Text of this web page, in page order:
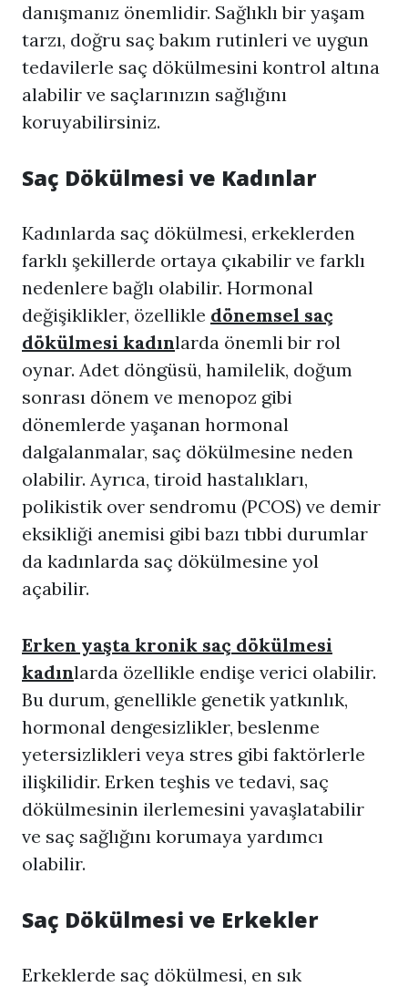
danışmanız önemlidir. Sağlıklı bir yaşam
tarzı, doğru saç bakım rutinleri ve uygun
tedavilerle saç dökülmesini kontrol altına
alabilir ve saçlarınızın sağlığını
koruyabilirsiniz.
Saç Dökülmesi ve Kadınlar
Kadınlarda saç dökülmesi, erkeklerden
farklı şekillerde ortaya çıkabilir ve farklı
nedenlere bağlı olabilir. Hormonal
değişiklikler, özellikle dönemsel saç
dökülmesi kadınlarda önemli bir rol
oynar. Adet döngüsü, hamilelik, doğum
sonrası dönem ve menopoz gibi
dönemlerde yaşanan hormonal
dalgalanmalar, saç dökülmesine neden
olabilir. Ayrıca, tiroid hastalıkları,
polikistik over sendromu (PCOS) ve demir
eksikliği anemisi gibi bazı tıbbi durumlar
da kadınlarda saç dökülmesine yol
açabilir.
Erken yaşta kronik saç dökülmesi
kadınlarda özellikle endişe verici olabilir.
Bu durum, genellikle genetik yatkınlık,
hormonal dengesizlikler, beslenme
yetersizlikleri veya stres gibi faktörlerle
ilişkilidir. Erken teşhis ve tedavi, saç
dökülmesinin ilerlemesini yavaşlatabilir
ve saç sağlığını korumaya yardımcı
olabilir.
Saç Dökülmesi ve Erkekler
Erkeklerde saç dökülmesi, en sık